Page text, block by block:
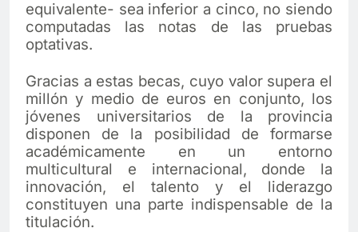
equivalente- sea inferior a cinco, no siendo
computadas las notas de las pruebas
optativas.
Gracias a estas becas, cuyo valor supera el
millón y medio de euros en conjunto, los
jóvenes universitarios de la provincia
disponen de la posibilidad de formarse
académicamente en un entorno
multicultural e internacional, donde la
innovación, el talento y el liderazgo
constituyen una parte indispensable de la
titulación.